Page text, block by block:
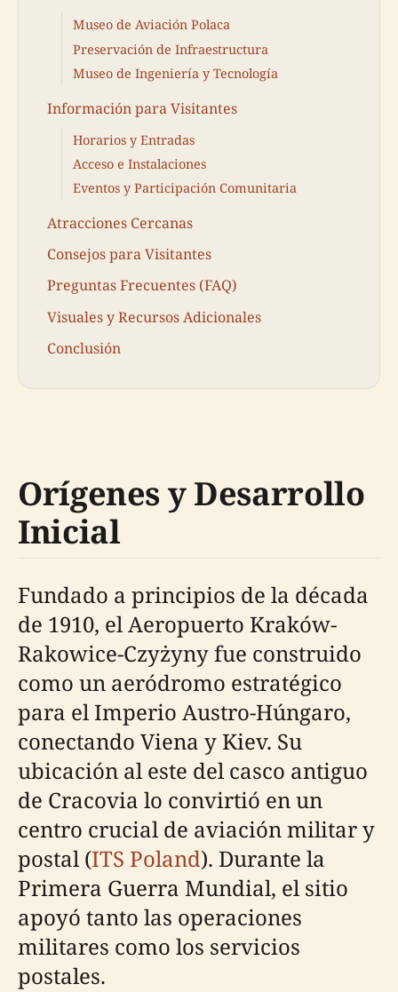
Museo de Aviación Polaca
Preservación de Infraestructura
Museo de Ingeniería y Tecnología
Información para Visitantes
Horarios y Entradas
Acceso e Instalaciones
Eventos y Participación Comunitaria
Atracciones Cercanas
Consejos para Visitantes
Preguntas Frecuentes (FAQ)
Visuales y Recursos Adicionales
Conclusión
Orígenes y Desarrollo
Inicial
Fundado a principios de la década
de 1910, el Aeropuerto Kraków-
Rakowice-Czyżyny fue construido
como un aeródromo estratégico
para el Imperio Austro-Húngaro,
conectando Viena y Kiev. Su
ubicación al este del casco antiguo
de Cracovia lo convirtió en un
centro crucial de aviación militar y
postal (ITS Poland). Durante la
Primera Guerra Mundial, el sitio
apoyó tanto las operaciones
militares como los servicios
postales.